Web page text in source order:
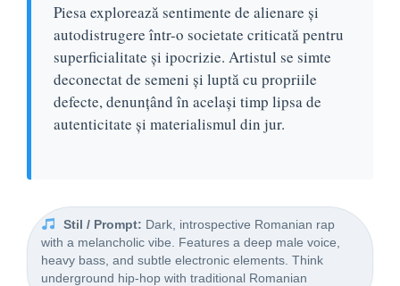
Piesa explorează sentimente de alienare și
autodistrugere într-o societate criticată pentru
superficialitate și ipocrizie. Artistul se simte
deconectat de semeni și luptă cu propriile
defecte, denunțând în același timp lipsa de
autenticitate și materialismul din jur.
Stil / Prompt: Dark, introspective Romanian rap
with a melancholic vibe. Features a deep male voice,
heavy bass, and subtle electronic elements. Think
underground hip-hop with traditional Romanian